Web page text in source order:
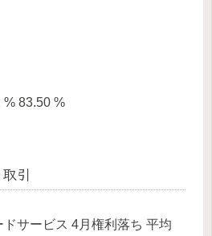
83.50 %
引
サービス 4月権利落ち 平均